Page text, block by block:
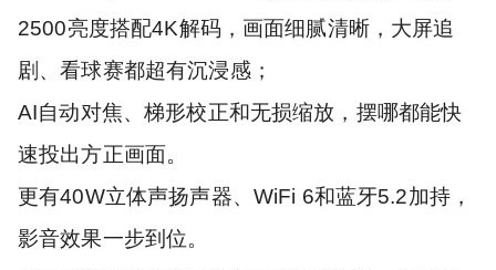
2500亮度搭配4K解码，画面细腻清晰，大屏追
剧、看球赛都超有沉浸感；
AI自动对焦、梯形校正和无损缩放，摆哪都能快
速投出方正画面。
更有40W立体声扬声器、WiFi 6和蓝牙5.2加持，
影音效果一步到位。